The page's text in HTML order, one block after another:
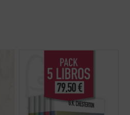
G.K. Chesterton fue uno de los escritores
más importantes del siglo XX. Publicó una
extensa colección de libros, ensayos y
artículos, poemas, obras de teatro, novelas
y cuentos que incluyen su famosa serie
sobre el padre Brown. Se consideraba, ...